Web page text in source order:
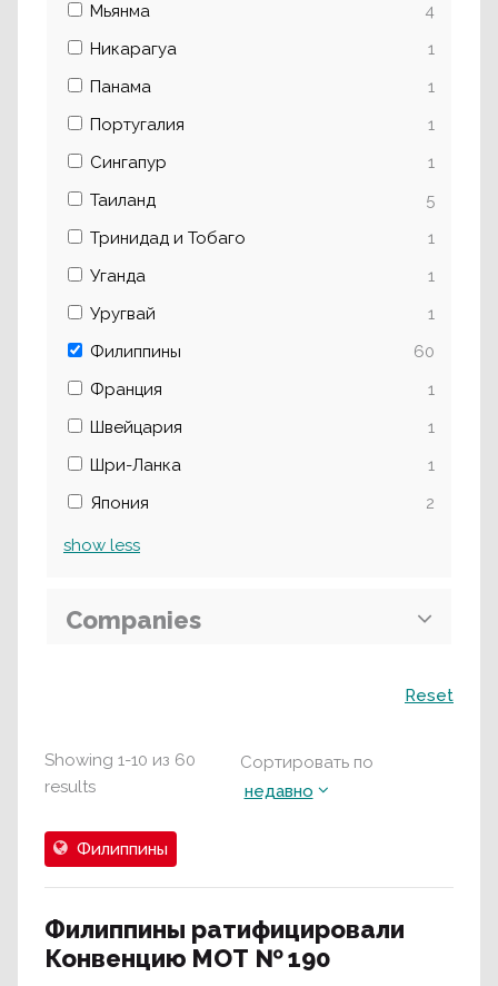
Showing 1-10 из 60
results
Сортировать по
недавно
Филиппины
Филиппины ратифицировали
Конвенцию МОТ № 190
Мьянма
4
Никарагуа
1
Панама
1
Португалия
1
Сингапур
1
Таиланд
5
Тринидад и Тобаго
1
Уганда
1
Уругвай
1
Филиппины
60
Франция
1
Швейцария
1
Шри-Ланка
1
Япония
2
show less
Companies
Reset